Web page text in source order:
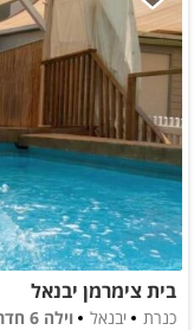
בית צימרמן יבנאל
כנרת יבנאל
וילה 6 חדרים